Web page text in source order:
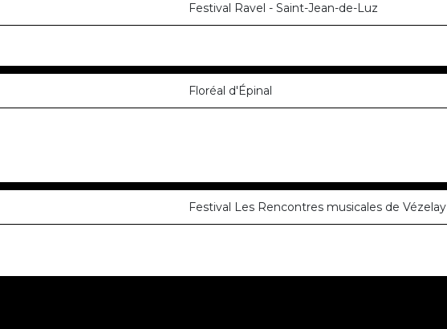
Festival Ravel - Saint-Jean-de-Luz
Floréal d'Épinal
Festival Les Rencontres musicales de Vézelay